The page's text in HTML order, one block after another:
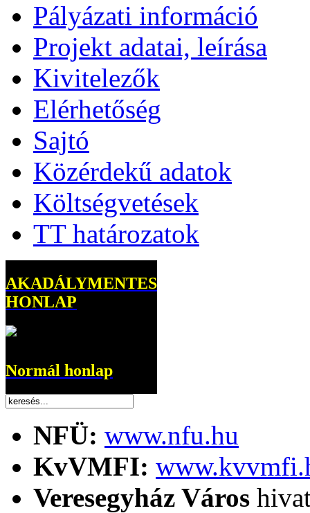
Pályázati információ
Projekt adatai, leírása
Kivitelezők
Elérhetőség
Sajtó
Közérdekű adatok
Költségvetések
TT határozatok
AKADÁLYMENTES
HONLAP
Normál honlap
NFÜ: www.nfu.hu
KvVMFI:
Veresegyház Város